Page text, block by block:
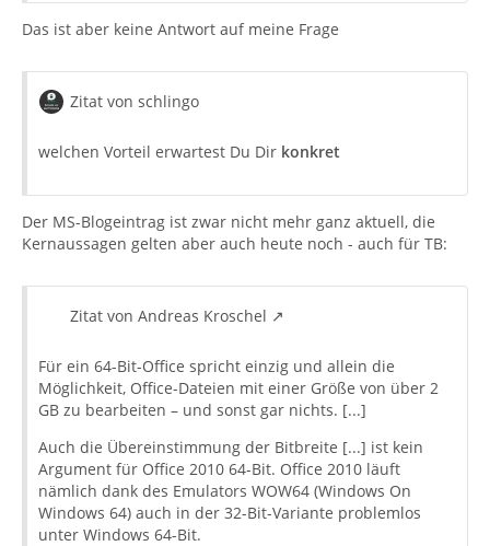
Das ist aber keine Antwort auf meine Frage
Zitat von schlingo
welchen Vorteil erwartest Du Dir konkret
Der MS-Blogeintrag ist zwar nicht mehr ganz aktuell, die
Kernaussagen gelten aber auch heute noch - auch für TB:
Zitat von Andreas Kroschel
Für ein 64-Bit-Office spricht einzig und allein die
Möglichkeit, Office-Dateien mit einer Größe von über 2
GB zu bearbeiten – und sonst gar nichts. [...]
Auch die Übereinstimmung der Bitbreite [...] ist kein
Argument für Office 2010 64-Bit. Office 2010 läuft
nämlich dank des Emulators WOW64 (Windows On
Windows 64) auch in der 32-Bit-Variante problemlos
unter Windows 64-Bit.